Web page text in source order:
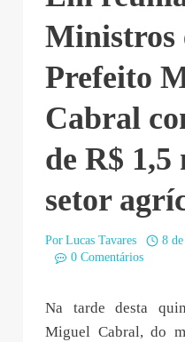
Ministros
Prefeito
Cabral
de R$
setor
Por Lucas Tavares
8
0 Comentários
Na tarde desta
Miguel Cabral, do